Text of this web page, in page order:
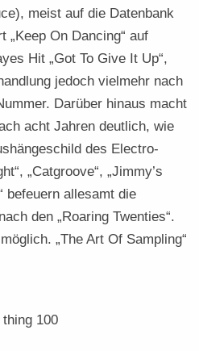
meist auf die Datenbank
„Keep On Dancing“ auf
Hit „Got To Give It Up“,
jedoch vielmehr nach
Darüber hinaus macht
acht Jahren deutlich, wie
des Electro-
„Catgroove“, „Jimmy’s
befeuern allesamt die
den „Roaring Twenties“.
„The Art Of Sampling“
100